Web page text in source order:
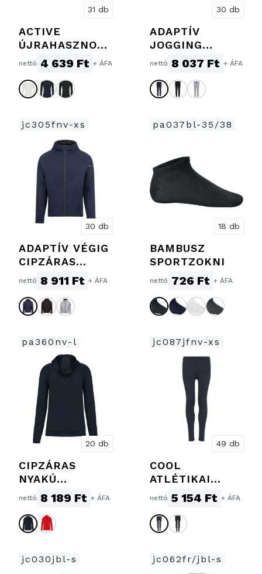
31 db
ACTIVE
ÚJRAHASZNOSÍ
TOTT
ALÁÖLTÖZŐ
nettó 4 639 Ft + ÁFA
30 db
ADAPTÍV
JOGGING
NADRÁG
nettó 8 037 Ft + ÁFA
jc305fnv-xs
30 db
ADAPTÍV VÉGIG
CIPZÁRAS
POLÁR
PULÓVER
KAPUCNIVAL
nettó 8 911 Ft + ÁFA
pa037bl-35/38
18 db
BAMBUSZ
SPORTZOKNI
nettó 726 Ft + ÁFA
pa360nv-l
20 db
CIPZÁRAS
NYAKÚ
KAPUCNIS
SPORT
PULÓVER
nettó 8 189 Ft + ÁFA
jc087jfnv-xs
49 db
COOL
ATLÉTIKAI
NADRÁG
nettó 5 154 Ft + ÁFA
jc030jbl-s jc062fr/jbl-s